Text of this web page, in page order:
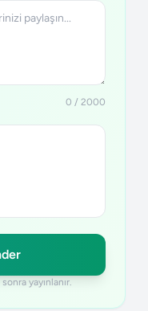
0 / 2000
yayınlanır.